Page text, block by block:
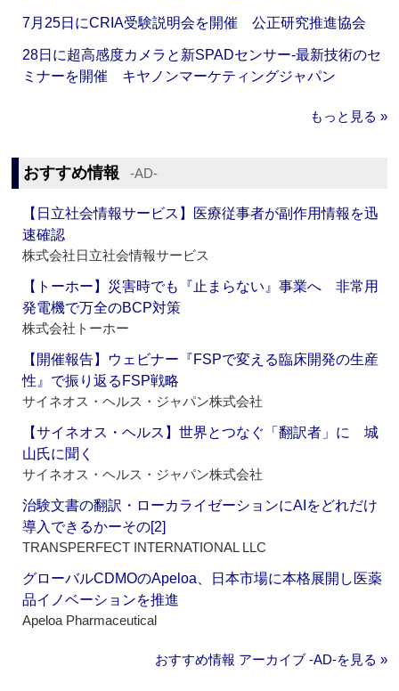
7月25日にCRIA受験説明会を開催 公正研究推進協会
28日に超高感度カメラと新SPADセンサー‐最新技術のセ
ミナーを開催 キヤノンマーケティングジャパン
もっと見る »
おすすめ情報 ‐AD‐
【日立社会情報サービス】医療従事者が副作用情報を迅
速確認
株式会社日立社会情報サービス
【トーホー】災害時でも『止まらない』事業へ 非常用
発電機で万全のBCP対策
株式会社トーホー
【開催報告】ウェビナー『FSPで変える臨床開発の生産
性』で振り返るFSP戦略
サイネオス・ヘルス・ジャパン株式会社
【サイネオス・ヘルス】世界とつなぐ「翻訳者」に 城
山氏に聞く
サイネオス・ヘルス・ジャパン株式会社
治験文書の翻訳・ローカライゼーションにAIをどれだけ
導入できるかーその[2]
TRANSPERFECT INTERNATIONAL LLC
グローバルCDMOのApeloa、日本市場に本格展開し医薬
品イノベーションを推進
Apeloa Pharmaceutical
おすすめ情報 アーカイブ ‐AD‐を見る »